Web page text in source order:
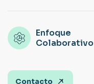
Enfoque
Colaborativo
Contacto